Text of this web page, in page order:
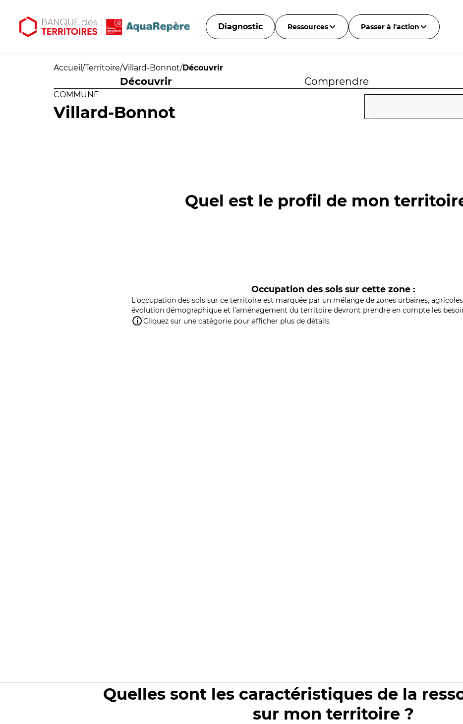
Diagnostic Ressources Passer à l'action
Accueil /Territoire/Villard-Bonnot/Découvrir
Découvrir Comprendre
COMMUNE
Villard-Bonnot
Quel est le profil de mon
Occupation des sols sur cette zone :
L'occupation des sols sur ce territoire est marquée par un mélange de zones urbaines,
évolution démographique et l'aménagement du territoire devront prendre en compte les
Cliquez sur une catégorie pour afficher plus de détails
Quelles sont les caractéristiques de la
sur mon territoire ?